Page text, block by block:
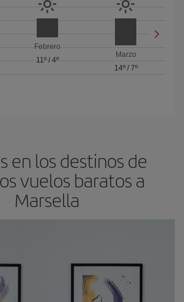
Febrero
11º/ 4º
Marzo
14º/ 7º
en los destinos de
vuelos baratos a
Marsella